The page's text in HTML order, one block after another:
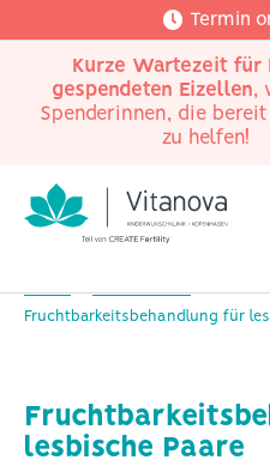
Termin
Kurze Wartezeit für
gespendeten Eizellen,
Spenderinnen, die
zu helfen!
Home
Ihre Situation
Fruchtbarkeitsbehandlung für
lesbische Paare